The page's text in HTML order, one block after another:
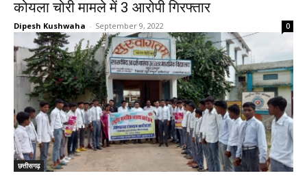
कोयला चोरी मामले में 3 आरोपी गिरफ्तार
Dipesh Kushwaha - September 9, 2022 0
छत्तीसगढ़